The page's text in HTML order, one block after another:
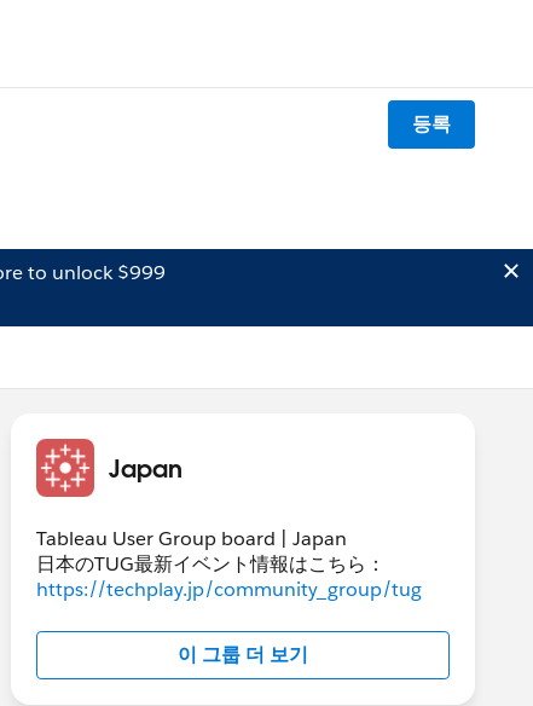
등록
to unlock $999
Japan
Tableau User Group board | Japan
日本のTUG最新イベント情報はこちら：
https://techplay.jp/community_group/tug
이 그룹 더 보기